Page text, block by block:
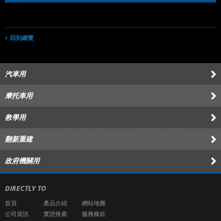
回到總覽
汽車用
摩托車用
教學用
翻新重建
政府機關用
DIRECTLY TO
首頁
公司資訊
產品介紹
實證推薦
網站地圖
服務條款